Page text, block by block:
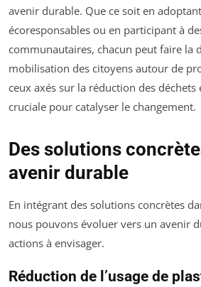
avenir durable. Que ce soit en
écoresponsables ou en participant à
communautaires, chacun peut faire la
mobilisation des citoyens autour de
ceux axés sur la réduction des déchets
cruciale pour catalyser le changement.
Des solutions
avenir durable
En intégrant des solutions concrètes
nous pouvons évoluer vers un avenir
actions à envisager.
Réduction de l’usage de